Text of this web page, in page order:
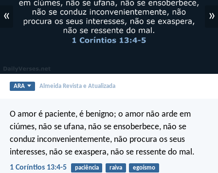
« »
ARA Almeida Revista e Atualizada
O amor é paciente, é benigno; o amor não arde em
ciúmes, não se ufana, não se ensoberbece, não se
conduz inconvenientemente, não procura os seus
interesses, não se exaspera, não se ressente do mal.
1 Coríntios 13:4-5 paciência raiva egoísmo